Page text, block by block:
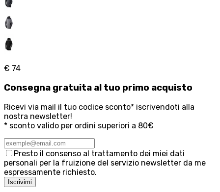
€ 74
Consegna gratuita al tuo primo acquisto
Ricevi via mail il tuo codice sconto* iscrivendoti alla
nostra newsletter!
* sconto valido per ordini superiori a 80€
Presto il consenso al trattamento dei miei dati
personali per la fruizione del servizio newsletter da me
espressamente richiesto.
Iscrivimi